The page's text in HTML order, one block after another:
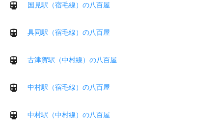
国見駅（宿毛線）の八百屋
具同駅（宿毛線）の八百屋
古津賀駅（中村線）の八百屋
中村駅（宿毛線）の八百屋
中村駅（中村線）の八百屋